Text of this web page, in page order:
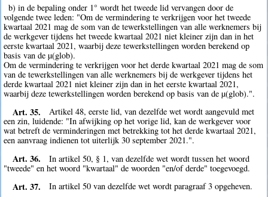
b) in de bepaling onder 1° wordt het tweede lid vervangen door de
volgende twee leden: "Om de vermindering te verkrijgen voor het tweede
kwartaal 2021 mag de som van de tewerkstellingen van alle werknemers bij
de werkgever tijdens het tweede kwartaal 2021 niet kleiner zijn dan in het
eerste kwartaal 2021, waarbij deze tewerkstellingen worden berekend op
basis van de µ(glob).
Om de vermindering te verkrijgen voor het derde kwartaal 2021 mag de som
van de tewerkstellingen van alle werknemers bij de werkgever tijdens het
derde kwartaal 2021 niet kleiner zijn dan in het eerste kwartaal 2021,
waarbij deze tewerkstellingen worden berekend op basis van de µ(glob).".
Art. 35.
Artikel 48, eerste lid, van dezelfde wet wordt aangevuld met
een zin, luidende: "In afwijking op het vorige lid, kan de werkgever voor
wat betreft de verminderingen met betrekking tot het derde kwartaal 2021,
een aanvraag indienen tot uiterlijk 30 september 2021.".
Art. 36.
In artikel 50, § 1, van dezelfde wet wordt tussen het woord
"tweede" en het woord "kwartaal" de woorden "en/of derde" toegevoegd.
Art. 37. In artikel 50 van dezelfde wet wordt paragraaf 3 opgeheven.